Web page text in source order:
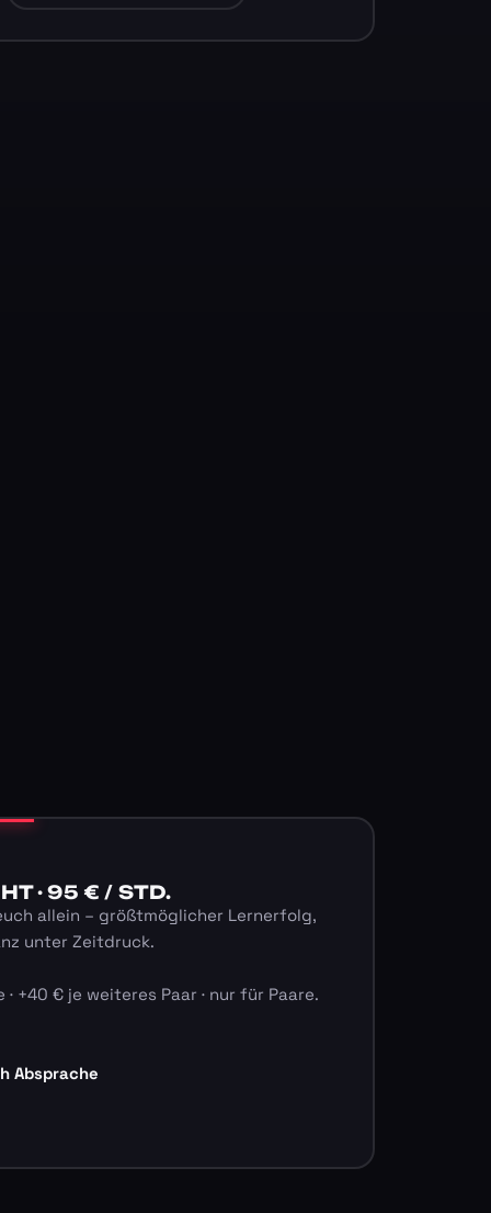
· 95 € / STD.
allein – größtmöglicher Lernerfolg,
unter Zeitdruck.
+40 € je weiteres Paar · nur für Paare.
Absprache